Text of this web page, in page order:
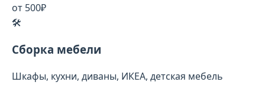
от 500₽
🛠️
Сборка мебели
Шкафы, кухни, диваны, ИКЕА, детская мебель